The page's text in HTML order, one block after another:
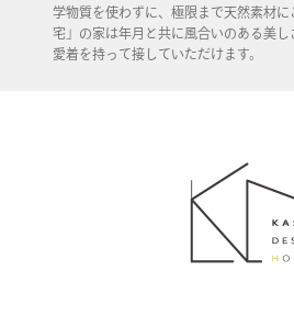
学物質を使わずに、極限まで天然素材
宅」の家は年月と共に風合いのある美し
愛着を持って接していただけます。